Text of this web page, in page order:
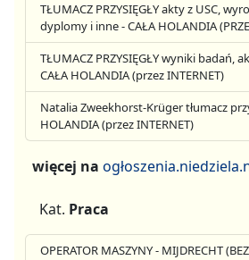
TŁUMACZ PRZYSIĘGŁY akty z USC,
dyplomy i inne - CAŁA HOLANDIA
TŁUMACZ PRZYSIĘGŁY wyniki badań,
CAŁA HOLANDIA (przez INTERNET)
Natalia Zweekhorst-Krüger tłumacz
HOLANDIA (przez INTERNET)
więcej na
Kat. Praca
OPERATOR MASZYNY - MIJDRECHT